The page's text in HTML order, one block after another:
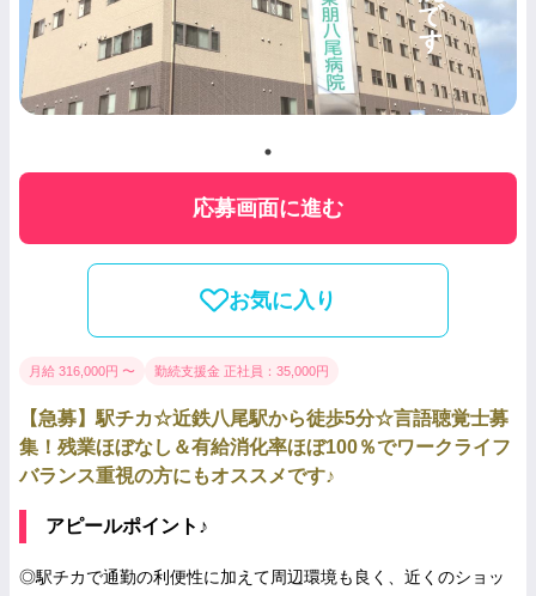
応募画面に進む
お気に入り
月給 316,000円 〜 勤続支援金 正社員：35,000円
【急募】駅チカ☆近鉄八尾駅から徒歩5分☆言語聴覚士募
集！残業ほぼなし＆有給消化率ほぼ100％でワークライフ
バランス重視の方にもオススメです♪
アピールポイント♪
◎駅チカで通勤の利便性に加えて周辺環境も良く、近くのショッ